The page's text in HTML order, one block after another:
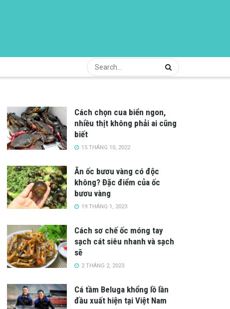
Cách chọn cua biển ngon,
nhiều thịt không phải ai cũng
biết
15 THÁNG 10, 2022
Ăn ốc bươu vàng có độc
không? Đặc điểm của ốc
bươu vàng
19 THÁNG 1, 2023
Cách sơ chế ốc móng tay
sạch cát siêu nhanh và sạch
sẽ
2 THÁNG 2, 2023
Cá tầm Beluga khổng lồ lần
đầu xuất hiện tại Việt Nam